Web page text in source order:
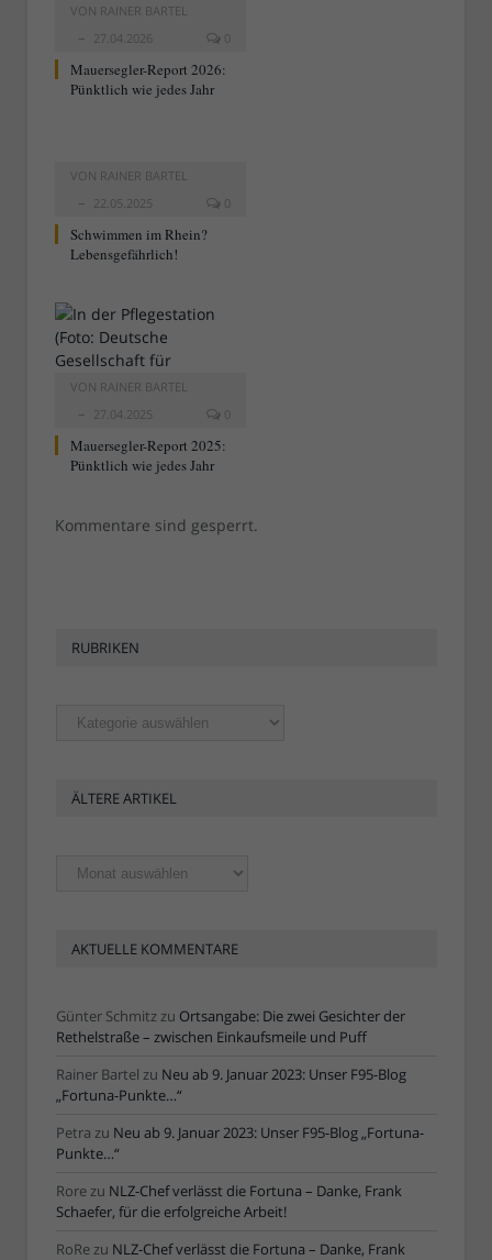
VON RAINER BARTEL
27.04.2026
0
Mauersegler-Report 2026:
Pünktlich wie jedes Jahr
VON RAINER BARTEL
22.05.2025
0
Schwimmen im Rhein?
Lebensgefährlich!
VON RAINER BARTEL
27.04.2025
0
Mauersegler-Report 2025:
Pünktlich wie jedes Jahr
Kommentare sind gesperrt.
RUBRIKEN
Rubriken
ÄLTERE ARTIKEL
Ältere
Artikel
AKTUELLE KOMMENTARE
Günter Schmitzzu Ortsangabe: Die zwei Gesichter der
Rethelstraße – zwischen Einkaufsmeile und Puff
Rainer Bartel zu Neu ab 9. Januar 2023: Unser F95-Blog
„Fortuna-Punkte…“
Petra zu Neu ab 9. Januar 2023: Unser F95-Blog „Fortuna-
Punkte…“
Rorezu NLZ-Chef verlässt die Fortuna – Danke, Frank
Schaefer, für die erfolgreiche Arbeit!
RoRezu NLZ-Chef verlässt die Fortuna – Danke, Frank